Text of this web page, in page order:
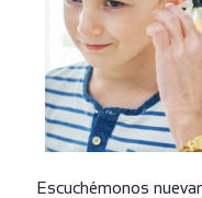
Escuchémonos